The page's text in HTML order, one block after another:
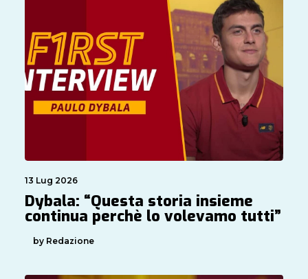
13 Lug 2026
Dybala: “Questa storia insieme
continua perchè lo volevamo tutti”
by Redazione